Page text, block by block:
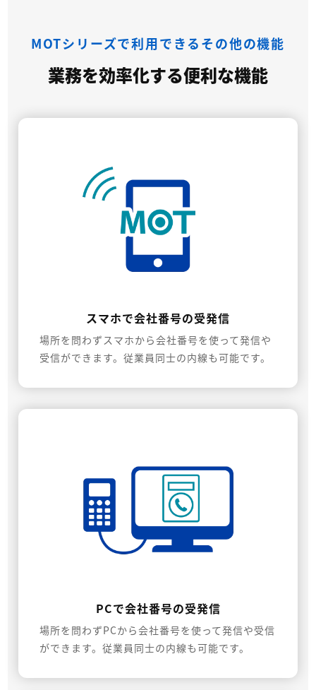
MOTシリーズで利用できるその他の機能
業務を効率化する便利な機能
スマホで会社番号の受発信
場所を問わずスマホから会社番号を使って発信や
受信ができます。従業員同士の内線も可能です。
PCで会社番号の受発信
場所を問わずPCから会社番号を使って発信や受信
ができます。従業員同士の内線も可能です。